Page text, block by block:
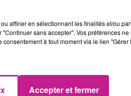
affiner en sélectionnant les finalités et/ou
sans accepter". Vos préférences
à tout moment via le lien
Accepter et fermer